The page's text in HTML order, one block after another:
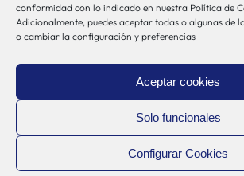
conformidad con lo indicado en nuestra Política de
Adicionalmente, puedes aceptar todas o algunas de
o cambiar la configuración y preferencias
Aceptar cookies
Solo funcionales
Configurar Cookies
Osakidetza
Política de Privacidad
Política de Cookies